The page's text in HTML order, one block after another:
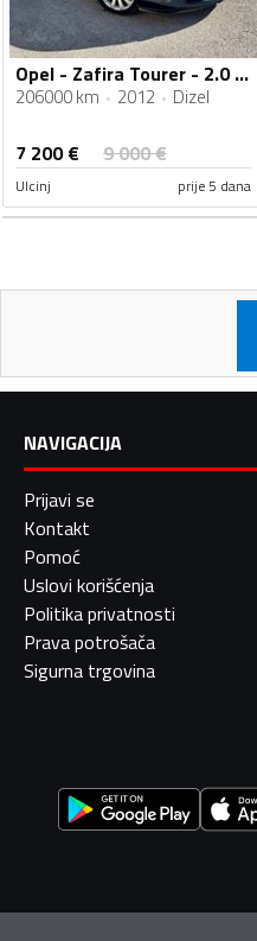
Opel - Zafira Tourer - 2.0 CDTI
206000 km 2012 Dizel
7 200€ 9 000€
Ulcinj prije 5 dana
NAVIGACIJA
Prijavi se
Kontakt
Pomoć
Uslovi korišćenja
Politika privatnosti
Prava potrošača
Sigurna trgovina